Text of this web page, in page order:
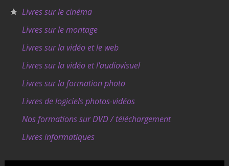
Livres sur le cinéma
Livres sur le montage
Livres sur la vidéo et le web
Livres sur la vidéo et l'audiovisuel
Livres sur la formation photo
Livres de logiciels photos-vidéos
Nos formations sur DVD / téléchargement
Livres informatiques